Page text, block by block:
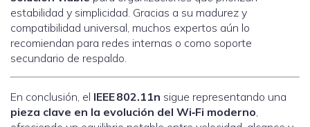
estabilidad y simplicidad. Gracias a su madurez y
compatibilidad universal, muchos expertos aún lo
recomiendan para redes internas o como soporte
secundario de respaldo.
En conclusión, el IEEE 802.11n sigue representando una
pieza clave en la evolución del Wi‑Fi moderno,